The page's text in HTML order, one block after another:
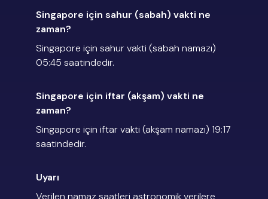
Singapore için sahur (sabah) vakti ne
zaman?
Singapore için sahur vakti (sabah namazı)
05:45 saatindedir.
Singapore için iftar (akşam) vakti ne
zaman?
Singapore için iftar vakti (akşam namazı) 19:17
saatindedir.
Uyarı
Verilen namaz saatleri astronomik verilere